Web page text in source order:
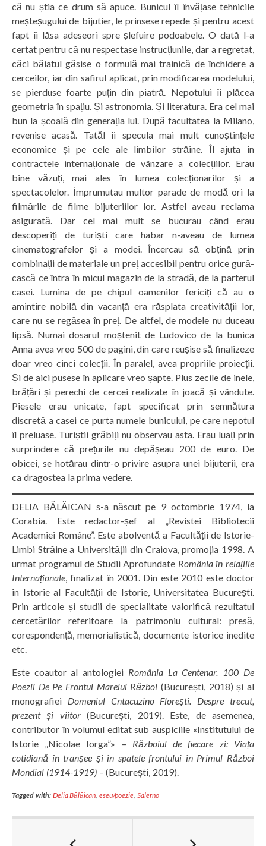
că nu știa ce drum să apuce. Bunicul îl învățase tehnicile
meșteșugului de bijutier, le prinsese repede și pentru acest
fapt îi lăsa adeseori spre șlefuire podoabele. O dată l-a
certat pentru că nu respectase instrucțiunile, dar a regretat,
căci băiatul găsise o formulă mai trainică de închidere a
cerceilor, iar din safirul aplicat, prin modificarea modelului,
se pierduse foarte puțin din piatră. Nepotului îi plăcea
geometria în spațiu. Și astronomia. Și literatura. Era cel mai
bun la școală din generația lui. După facultatea la Milano,
revenise acasă. Tatăl îi specula mai mult cunoștințele
economice și pe cele ale limbilor străine. Îl ajuta în
contractele internaționale de vânzare a colecțiilor. Erau
bine văzuți, mai ales în lumea colecționarilor și a
spectacolelor. Împrumutau multor parade de modă ori la
filmările de filme bijuteriilor lor. Astfel aveau reclama
asigurată. Dar cel mai mult se bucurau când erau
descoperiți de turiști care habar n-aveau de lumea
cinematografelor și a modei. Încercau să obțină prin
combinații de materiale un preț accesibil pentru orice gură-
cască ce întra în micul magazin de la stradă, de la parterul
casei. Lumina de pe chipul oamenilor fericiți că au o
amintire nobilă din vacanță era răsplata creativității lor,
care nu se regăsea în preț. De altfel, de modele nu duceau
lipsă. Numai dosarul moștenit de Ludovico de la bunica
Anna avea vreo 500 de pagini, din care reușise să finalizeze
doar vreo cinci colecții. În paralel, avea propriile proiecții.
Și de aici pusese în aplicare vreo șapte. Plus zecile de inele,
brățări și perechi de cercei realizate în joacă și vândute.
Piesele erau unicate, fapt specificat prin semnătura
discretă a casei ce purta numele bunicului, pe care nepotul
îl preluase. Turiștii grăbiți nu observau asta. Erau luați prin
surprindere că prețurile nu depășeau 200 de euro. De
obicei, se hotărau dintr-o privire asupra unei bijuterii, era
ca dragostea la prima vedere.
DELIA BĂLĂICAN s-a născut pe 9 octombrie 1974, la
Corabia. Este redactor-șef al „Revistei Bibliotecii
Academiei Române”. Este abolventă a Facultății de Istorie-
Limbi Străine a Universității din Craiova, promoția 1998. A
urmat programul de Studii Aprofundate România în relațiile
Internaționale, finalizat în 2001. Din este 2010 este doctor
în Istorie al Facultății de Istorie, Universitatea București.
Prin articole și studii de specialitate valorifică rezultatul
cercetărilor referitoare la patrimoniu cultural: presă,
corespondență, memorialistică, documente istorice inedite
etc.
Este coautor al antologiei România La Centenar. 100 De
Poezii De Pe Frontul Marelui Război (București, 2018) și al
monografiei Domeniul Cntacuzino Florești. Despre trecut,
prezent și viitor(București, 2019). Este, de asemenea,
contributor în volumul editat sub auspiciile «Institutului de
Istorie „Nicolae Iorga”» – Războiul de fiecare zi: Viața
cotidiană în tranșee și în spatele frontului în Primul Război
Mondial (1914-1919) – (București, 2019).
Tagged with: Delia Bălăican,eseu/poezie,Salerno